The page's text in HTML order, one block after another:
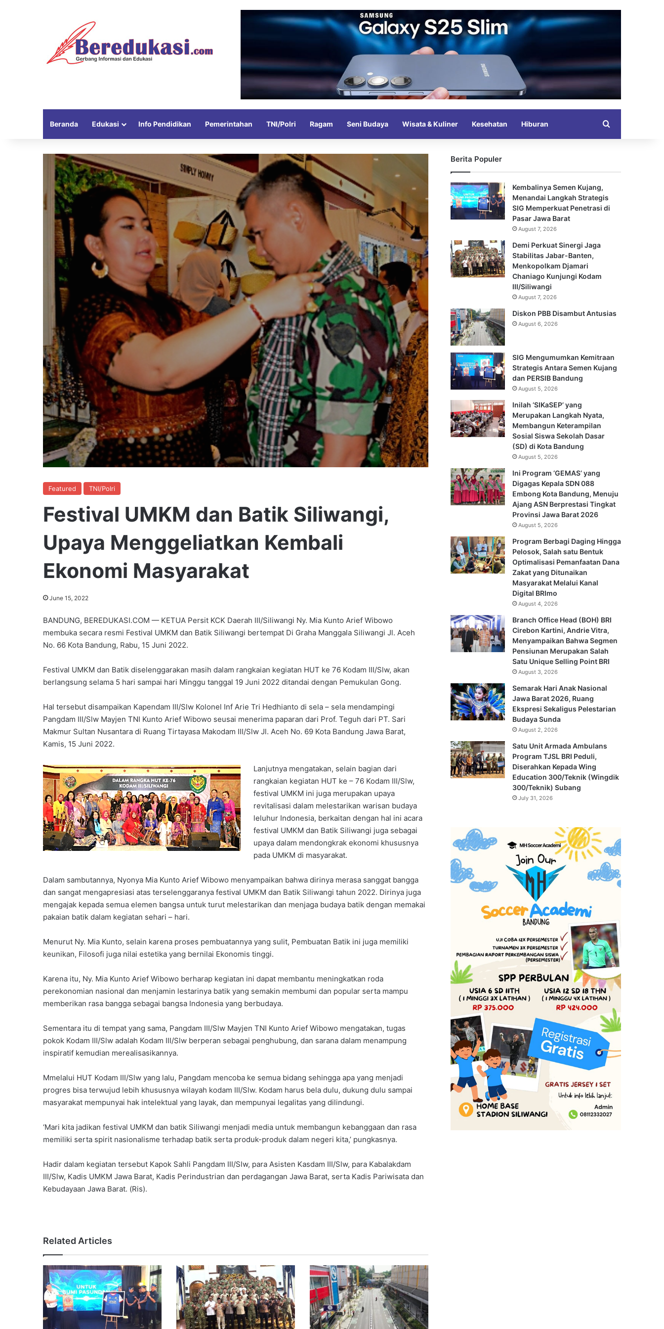
Beranda Edukasi Info Pendidikan Pemerintahan TNI/Polri Ragam Seni Budaya Wisata & Kuliner Kesehatan Hiburan
Featured TNI/Polri
Festival UMKM dan Batik Siliwangi,
Upaya Menggeliatkan Kembali
Ekonomi Masyarakat
June 15, 2022
BANDUNG, BEREDUKASI.COM — KETUA Persit KCK Daerah III/Siliwangi Ny. Mia Kunto Arief Wibowo
membuka secara resmi Festival UMKM dan Batik Siliwangi bertempat Di Graha Manggala Siliwangi Jl. Aceh
No. 66 Kota Bandung, Rabu, 15 Juni 2022.
Festival UMKM dan Batik diselenggarakan masih dalam rangkaian kegiatan HUT ke 76 Kodam III/Slw, akan
berlangsung selama 5 hari sampai hari Minggu tanggal 19 Juni 2022 ditandai dengan Pemukulan Gong.
Hal tersebut disampaikan Kapendam III/Slw Kolonel Inf Arie Tri Hedhianto di sela – sela mendampingi
Pangdam III/Slw Mayjen TNI Kunto Arief Wibowo seusai menerima paparan dari Prof. Teguh dari PT. Sari
Makmur Sultan Nusantara di Ruang Tirtayasa Makodam III/Slw Jl. Aceh No. 69 Kota Bandung Jawa Barat,
Kamis, 15 Juni 2022.
Lanjutnya mengatakan, selain bagian dari
rangkaian kegiatan HUT ke – 76 Kodam III/Slw,
festival UMKM ini juga merupakan upaya
revitalisasi dalam melestarikan warisan budaya
leluhur Indonesia, berkaitan dengan hal ini acara
festival UMKM dan Batik Siliwangi juga sebagai
upaya dalam mendongkrak ekonomi khususnya
pada UMKM di masyarakat.
Dalam sambutannya, Nyonya Mia Kunto Arief Wibowo menyampaikan bahwa dirinya merasa sanggat bangga
dan sangat mengapresiasi atas terselenggaranya festival UMKM dan Batik Siliwangi tahun 2022. Dirinya juga
mengajak kepada semua elemen bangsa untuk turut melestarikan dan menjaga budaya batik dengan memakai
pakaian batik dalam kegiatan sehari – hari.
Menurut Ny. Mia Kunto, selain karena proses pembuatannya yang sulit, Pembuatan Batik ini juga memiliki
keunikan, Filosofi juga nilai estetika yang bernilai Ekonomis tinggi.
Karena itu, Ny. Mia Kunto Arief Wibowo berharap kegiatan ini dapat membantu meningkatkan roda
perekonomian nasional dan menjamin lestarinya batik yang semakin membumi dan popular serta mampu
memberikan rasa bangga sebagai bangsa Indonesia yang berbudaya.
Sementara itu di tempat yang sama, Pangdam III/Slw Mayjen TNI Kunto Arief Wibowo mengatakan, tugas
pokok Kodam III/Slw adalah Kodam III/Slw berperan sebagai penghubung, dan sarana dalam menampung
inspiratif kemudian merealisasikannya.
Mmelalui HUT Kodam III/Slw yang lalu, Pangdam mencoba ke semua bidang sehingga apa yang menjadi
progres bisa terwujud lebih khususnya wilayah kodam III/Slw. Kodam harus bela dulu, dukung dulu sampai
masyarakat mempunyai hak intelektual yang layak, dan mempunyai legalitas yang dilindungi.
‘Mari kita jadikan festival UMKM dan batik Siliwangi menjadi media untuk membangun kebanggaan dan rasa
memiliki serta spirit nasionalisme terhadap batik serta produk-produk dalam negeri kita,’ pungkasnya.
Hadir dalam kegiatan tersebut Kapok Sahli Pangdam III/Slw, para Asisten Kasdam III/Slw, para Kabalakdam
III/Slw, Kadis UMKM Jawa Barat, Kadis Perindustrian dan perdagangan Jawa Barat, serta Kadis Pariwisata dan
Kebudayaan Jawa Barat. (Ris).
Related Articles
Berita Populer
Kembalinya Semen Kujang,
Menandai Langkah Strategis
SIG Memperkuat Penetrasi di
Pasar Jawa Barat
August 7, 2026
Demi Perkuat Sinergi Jaga
Stabilitas Jabar-Banten,
Menkopolkam Djamari
Chaniago Kunjungi Kodam
III/Siliwangi
August 7, 2026
Diskon PBB Disambut Antusias
August 6, 2026
SIG Mengumumkan Kemitraan
Strategis Antara Semen Kujang
dan PERSIB Bandung
August 5, 2026
Inilah ‘SIKaSEP’ yang
Merupakan Langkah Nyata,
Membangun Keterampilan
Sosial Siswa Sekolah Dasar
(SD) di Kota Bandung
August 5, 2026
Ini Program ‘GEMAS’ yang
Digagas Kepala SDN 088
Embong Kota Bandung, Menuju
Ajang ASN Berprestasi Tingkat
Provinsi Jawa Barat 2026
August 5, 2026
Program Berbagi Daging Hingga
Pelosok, Salah satu Bentuk
Optimalisasi Pemanfaatan Dana
Zakat yang Ditunaikan
Masyarakat Melalui Kanal
Digital BRImo
August 4, 2026
Branch Office Head (BOH) BRI
Cirebon Kartini, Andrie Vitra,
Menyampaikan Bahwa Segmen
Pensiunan Merupakan Salah
Satu Unique Selling Point BRI
August 3, 2026
Semarak Hari Anak Nasional
Jawa Barat 2026, Ruang
Ekspresi Sekaligus Pelestarian
Budaya Sunda
August 2, 2026
Satu Unit Armada Ambulans
Program TJSL BRI Peduli,
Diserahkan Kepada Wing
Education 300/Teknik (Wingdik
300/Teknik) Subang
July 31, 2026